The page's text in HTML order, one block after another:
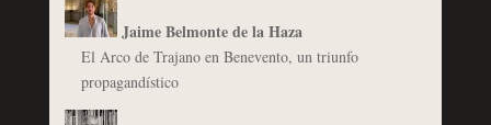
Jaime Belmonte de la Haza
El Arco de Trajano en Benevento, un triunfo
propagandístico